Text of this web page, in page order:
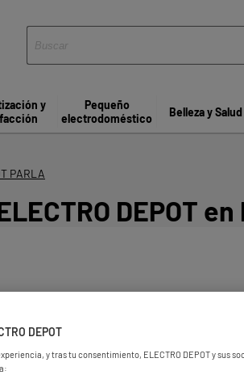
y
Pequeño
electrodoméstico
Belleza y Salud
PARLA
DEPOT
DEPOT
y tras tu consentimiento, ELECTRO DEPOT y sus